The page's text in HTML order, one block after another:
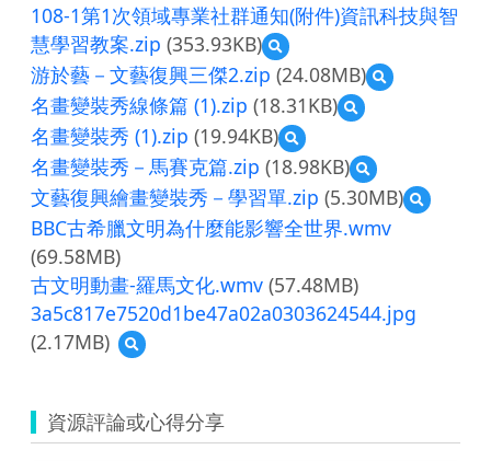
108-1第1次領域專業社群通知(附件)資訊科技與智
慧學習教案.zip (353.93KB)
預
覽
108-
1
第
1
次
領
域
專
社
群
通
科
游於藝－文藝復興三傑2.zip (24.08MB)
預
覽
文
藝
復
傑
2.zip
名畫變裝秀線條篇 (1).zip (18.31KB)
預
覽
畫
變
裝
秀
篇
(1).zip
名畫變裝秀 (1).zip (19.94KB)
預
覽
名
畫
變
裝
(1).zip
名畫變裝秀－馬賽克篇.zip (18.98KB)
預
覽
名
畫
－
文藝復興繪畫變裝秀－學習單.zip (5.30MB)
預
覽
學
BBC古希臘文明為什麼能影響全世界.wmv
(69.58MB)
古文明動畫-羅馬文化.wmv (57.48MB)
3a5c817e7520d1be47a02a0303624544.jpg
(2.17MB)
預
覽
資源評論或心得分享